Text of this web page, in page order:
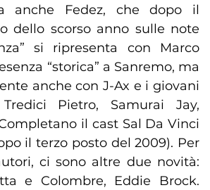
anche Fedez, che dopo il
dello scorso anno sulle note
si ripresenta con Marco
“storica” a Sanremo, ma
anche con J-Ax e i giovani
Pietro, Samurai Jay,
il cast Sal Da Vinci
il terzo posto del 2009). Per
ci sono altre due novità:
e Colombre, Eddie Brock.